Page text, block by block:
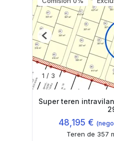
1 / 3
Previous
Super teren
48,195 €
Teren de 357